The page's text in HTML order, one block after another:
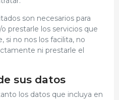
son necesarios para
prestarle los servicios que
si no nos los facilita, no
ni prestarle el
sus datos
los datos que incluya en